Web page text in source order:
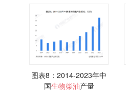
图表8：2014-2023年中
国生物柴油产量